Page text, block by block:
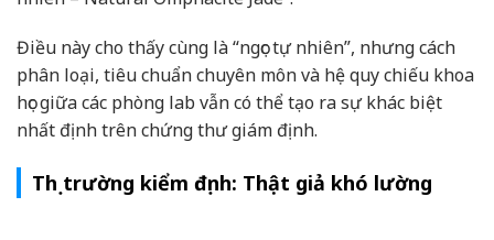
Điều này cho thấy cùng là “ngọc tự nhiên”, nhưng cách
phân loại, tiêu chuẩn chuyên môn và hệ quy chiếu khoa
học giữa các phòng lab vẫn có thể tạo ra sự khác biệt
nhất định trên chứng thư giám định.
Thị trường kiểm định: Thật giả khó lường